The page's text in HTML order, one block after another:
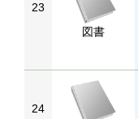
23
図書
24